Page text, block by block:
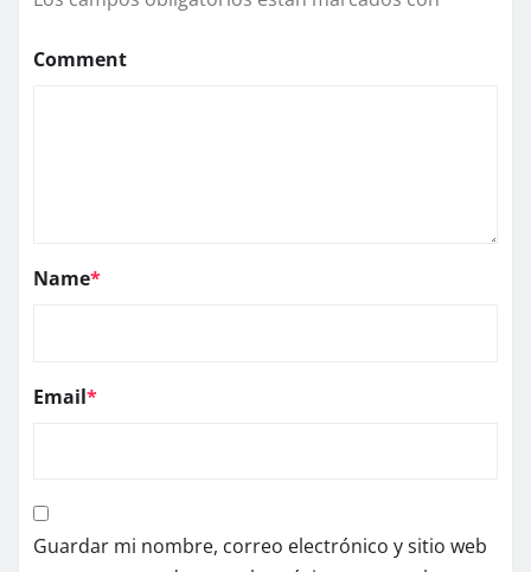
Comment
Name*
Email*
Guardar mi nombre, correo electrónico y sitio web